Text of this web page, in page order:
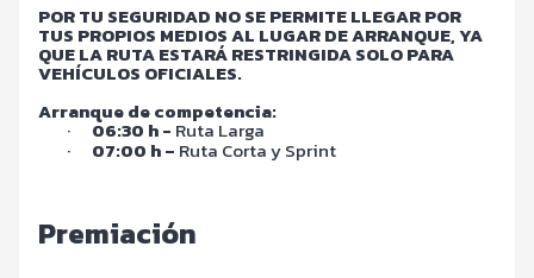
POR TU SEGURIDAD NO SE PERMITE LLEGAR POR
TUS PROPIOS MEDIOS AL LUGAR DE ARRANQUE, YA
QUE LA RUTA ESTARÁ RESTRINGIDA SOLO PARA
VEHÍCULOS OFICIALES.
Arranque de competencia:
· 06:30 h - Ruta Larga
· 07:00 h – Ruta Corta y Sprint
Premiación